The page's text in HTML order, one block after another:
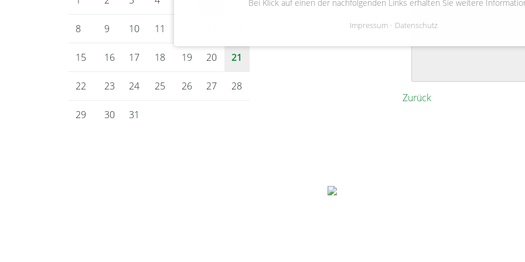
8 9 10 11
15 16 17 18 19 20 21
22 23 24 25 26 27 28
29 30 31
alte Hofstelle von Basse,
Zurück
Bei Klick auf einen der nachfolgenden Links erhalten Sie weitere
Impressum Datenschutz